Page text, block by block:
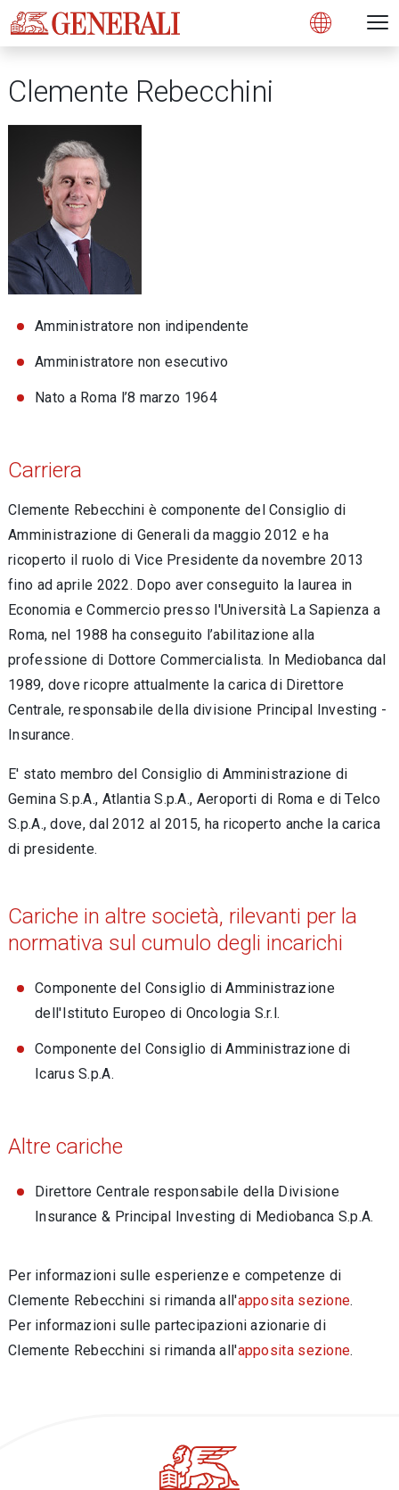
Open
Clemente Rebecchini
Amministratore non indipendente
Amministratore non esecutivo
Nato a Roma l’8 marzo 1964
Carriera
Clemente Rebecchini è componente del Consiglio di
Amministrazione di Generali da maggio 2012 e ha
ricoperto il ruolo di Vice Presidente da novembre 2013
fino ad aprile 2022. Dopo aver conseguito la laurea in
Economia e Commercio presso l'Università La Sapienza a
Roma, nel 1988 ha conseguito l’abilitazione alla
professione di Dottore Commercialista. In Mediobanca dal
1989, dove ricopre attualmente la carica di Direttore
Centrale, responsabile della divisione Principal Investing -
Insurance.
E' stato membro del Consiglio di Amministrazione di
Gemina S.p.A., Atlantia S.p.A., Aeroporti di Roma e di Telco
S.p.A., dove, dal 2012 al 2015, ha ricoperto anche la carica
di presidente.
Cariche in altre società, rilevanti per la
normativa sul cumulo degli incarichi
Componente del Consiglio di Amministrazione
dell'Istituto Europeo di Oncologia S.r.l.
Componente del Consiglio di Amministrazione di
Icarus S.p.A.
Altre cariche
Direttore Centrale responsabile della Divisione
Insurance & Principal Investing di Mediobanca S.p.A.
Per informazioni sulle esperienze e competenze di
Clemente Rebecchini si rimanda all'apposita sezione.
Per informazioni sulle partecipazioni azionarie di
Clemente Rebecchini si rimanda all'apposita sezione.